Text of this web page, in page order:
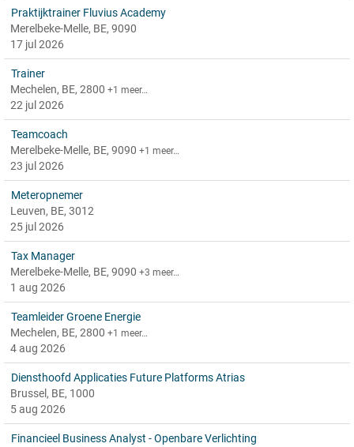
Praktijktrainer Fluvius Academy
Merelbeke-Melle, BE, 9090
17 jul 2026
Trainer
Mechelen, BE, 2800 +1 meer…
22 jul 2026
Teamcoach
Merelbeke-Melle, BE, 9090 +1 meer…
23 jul 2026
Meteropnemer
Leuven, BE, 3012
25 jul 2026
Tax Manager
Merelbeke-Melle, BE, 9090 +3 meer…
1 aug 2026
Teamleider Groene Energie
Mechelen, BE, 2800 +1 meer…
4 aug 2026
Diensthoofd Applicaties Future Platforms Atrias
Brussel, BE, 1000
5 aug 2026
Financieel Business Analyst - Openbare Verlichting